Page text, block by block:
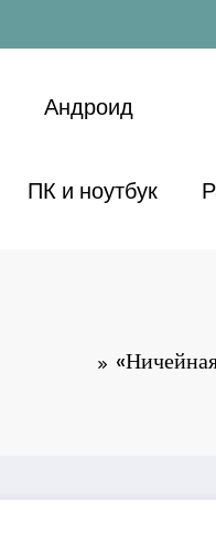
Андроид
ПК и ноутбук